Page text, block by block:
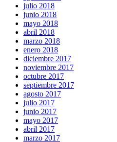
julio 2018
junio 2018
mayo 2018
abril 2018
marzo 2018
enero 2018
diciembre 2017
noviembre 2017
octubre 2017
septiembre 2017
agosto 2017
julio 2017
junio 2017
mayo 2017
abril 2017
marzo 2017